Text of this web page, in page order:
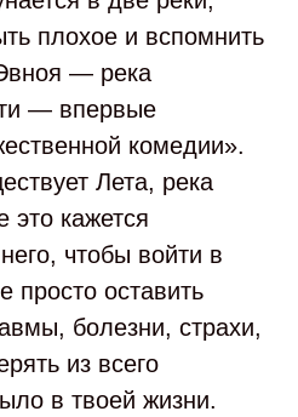
плохое и вспомнить
— река
— впервые
комедии».
Лета, река
это кажется
чтобы войти в
просто оставить
болезни, страхи,
из всего
в твоей жизни.